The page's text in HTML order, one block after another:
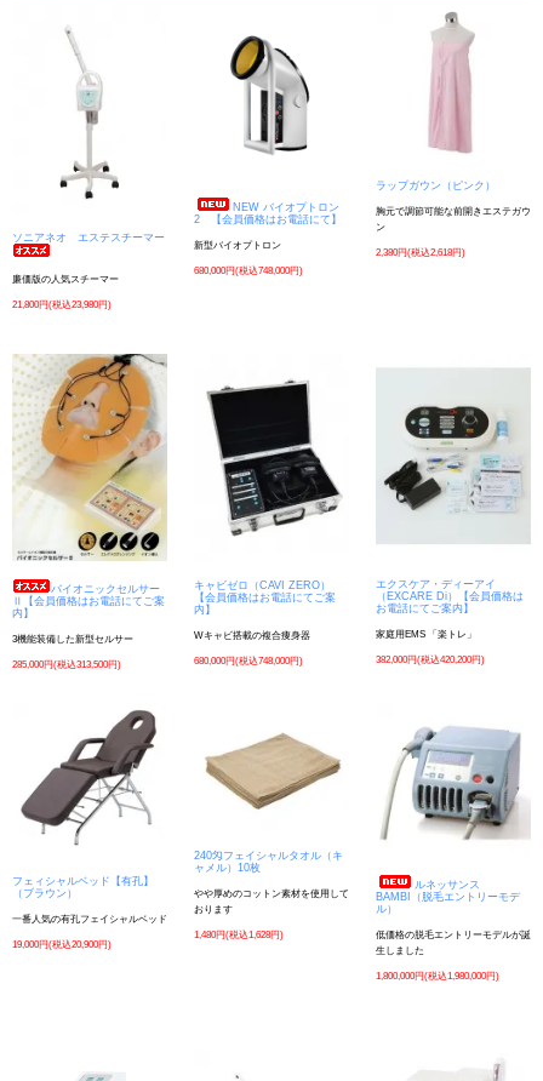
ソニアネオ エステスチーマー
廉価版の人気スチーマー
21,800円(税込23,980円)
NEW バイオプトロン
2 【会員価格はお電話にて】
新型バイオプトロン
680,000円(税込748,000円)
ラップガウン（ピンク）
胸元で調節可能な前開きエステガウ
ン
2,380円(税込2,618円)
バイオニックセルサー
Ⅱ【会員価格はお電話にてご案
内】
3機能装備した新型セルサー
285,000円(税込313,500円)
キャビゼロ（CAVI ZERO）
【会員価格はお電話にてご案
内】
Wキャビ搭載の複合痩身器
680,000円(税込748,000円)
エクスケア・ディーアイ
（EXCARE Di）【会員価格は
お電話にてご案内】
家庭用EMS 「楽トレ」
382,000円(税込420,200円)
フェィシャルベッド【有孔】
（ブラウン）
一番人気の有孔フェイシャルベッド
19,000円(税込20,900円)
240匁フェイシャルタオル（キ
ャメル）10枚
やや厚めのコットン素材を使用して
おります
1,480円(税込1,628円)
ルネッサンス
BAMBI（脱毛エントリーモデ
ル）
低価格の脱毛エントリーモデルが誕
生しました
1,800,000円(税込1,980,000円)